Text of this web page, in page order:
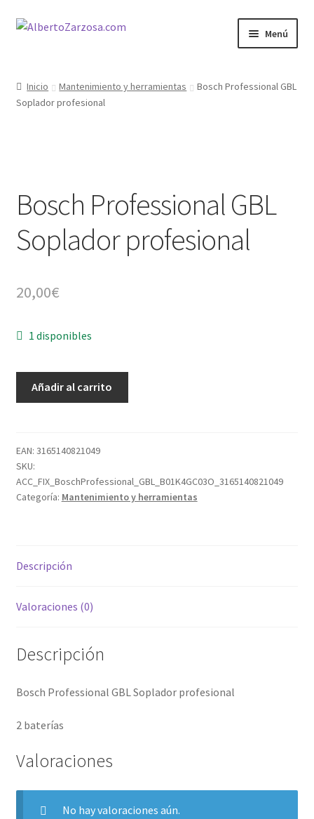
Ir
Ir
Menú
AZ Carrito
AZ Operadores / Creadores
AZ Quileres
Inicio Mantenimiento y herramientas
Bosch Professional GBL
Soplador profesional
Bosch Professional GBL
Soplador profesional
20,00€
1 disponibles
profesional
cantidad
Añadir al carrito
EAN: 3165140821049
SKU:
ACC_FIX_BoschProfessional_GBL_B01K4GC03O_3165140821049
Categoría: Mantenimiento y herramientas
Descripción
Valoraciones (0)
Descripción
Bosch Professional GBL Soplador profesional
2 baterías
Valoraciones
No hay valoraciones aún.